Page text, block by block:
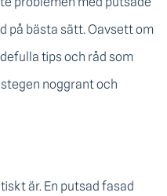
på bästa sätt. Oavsett om
tips och råd som
noggrant och
är. En putsad fasad